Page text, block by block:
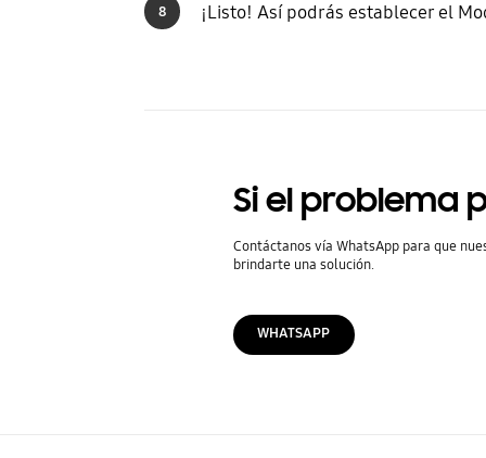
8 ¡Listo! Así podrás establecer el
Si el problema
Contáctanos vía WhatsApp para que
brindarte una solución.
WHATSAPP